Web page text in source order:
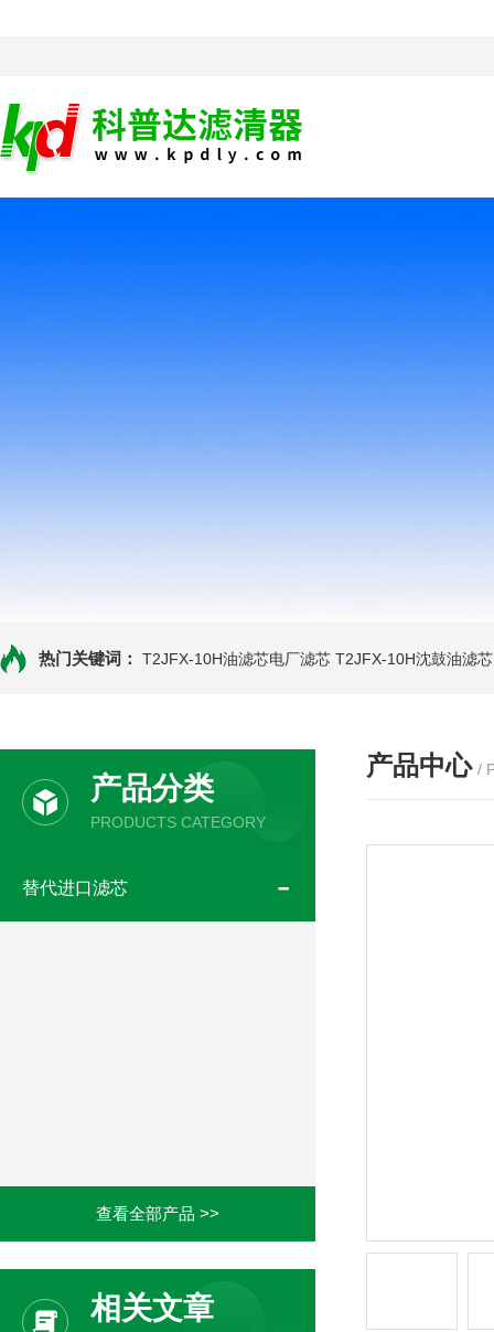
热门关键词： T2JFX-10H油滤芯电厂滤芯 T2JFX-10H沈鼓油滤芯
产品分类
PRODUCTS CATEGORY
替代进口滤芯
查看全部产品 >>
相关文章
产品中心 /